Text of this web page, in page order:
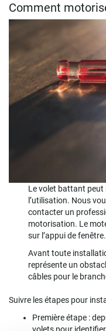
Comment
Le volet battant
l’utilisation. Nous
contacter un
motorisation. Le
sur l’appui de fenêtre.
Avant toute
représente un
câbles pour le
Suivre les étapes pour
Première étape :
volets pour